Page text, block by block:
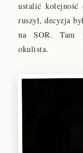
ustalić kolejność
ruszył, decyzja
na SOR. Tam
okulista.